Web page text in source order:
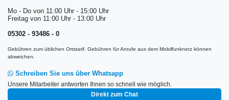
Mo - Do von 11:00 Uhr - 15:00 Uhr
Freitag von 11:00 Uhr - 13:00 Uhr
05302 - 93486 - 0
Gebühren zum üblichen Ortstarif. Gebühren für Anrufe aus dem Mobilfunknetz können
abweichen.
Schreiben Sie uns über Whatsapp
Unsere Mitarbeiter antworten Ihnen so schnell wie möglich.
Direkt zum Chat